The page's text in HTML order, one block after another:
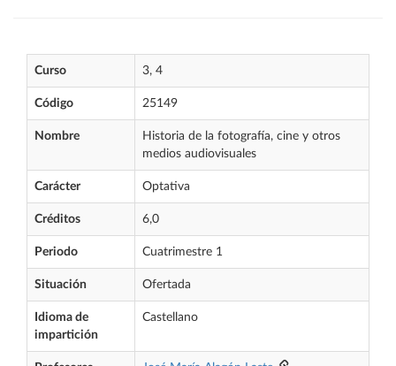
Curso 3, 4
Código 25149
Nombre
Historia de la fotografía, cine y otros
medios audiovisuales
Carácter Optativa
Créditos 6,0
Periodo Cuatrimestre 1
Situación Ofertada
Idioma de
impartición
Castellano